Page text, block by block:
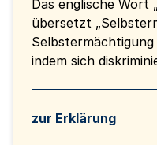
Das englische Wort
übersetzt
indem sich
zur Erklärung